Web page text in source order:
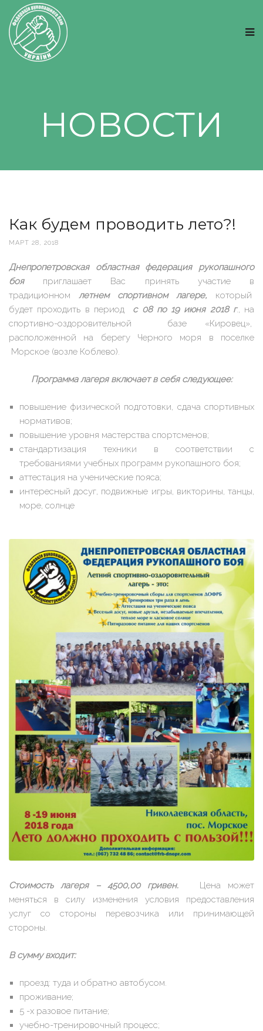
НОВОСТИ
Как будем проводить лето?!
МАРТ 28, 2018
Днепропетровская областная федерация рукопашного
бояприглашает Вас принять участие в
традиционном летнем спортивном лагере, который
будет проходить в период с 08 по 19 июня 2018 г., на
спортивно-оздоровительной базе «Кировец»,
расположенной на берегу Черного моря в поселке
Морское (возле Коблево).
Программа лагеря включает в себя следующее:
повышение физической подготовки, сдача спортивных
нормативов;
повышение уровня мастерства спортсменов;
стандартизация техники в соответствии с
требованиями учебных программ рукопашного боя;
аттестация на ученические пояса;
интересный досуг, подвижные игры, викторины, танцы,
море, солнце
Стоимость лагеря – 4500,00 гривен. Цена может
меняться в силу изменения условия предоставления
услуг со стороны перевозчика или принимающей
стороны.
В сумму входит:
проезд: туда и обратно автобусом.
проживание;
5 -х разовое питание;
учебно-тренировочный процесс;